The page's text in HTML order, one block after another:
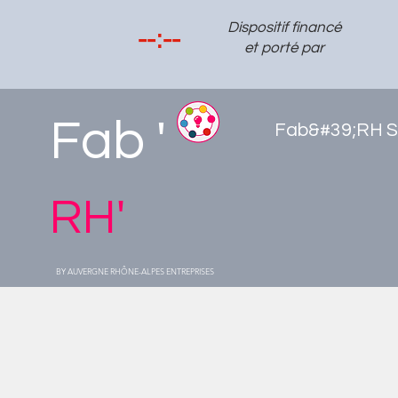
Dispositif financé
et porté par
Fab '
RH'
BY AUVERGNE RHÔNE-ALPES ENTREPRISES
Fab&#39;RH